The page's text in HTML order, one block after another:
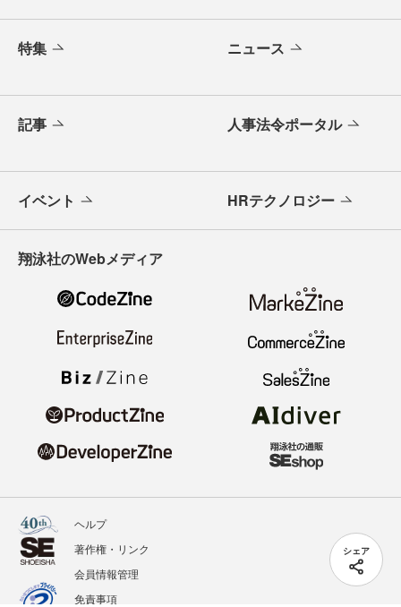
シェア
特集 ニュース
記事 人事法令ポータル
イベント HRテクノロジー
翔泳社のWebメディア
ヘルプ
著作権・リンク
会員情報管理
免責事項